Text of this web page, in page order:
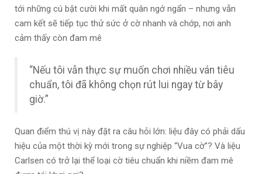
tới những cú bật cười khi mất quân ngớ ngẩn – nhưng vẫn
cam kết sẽ tiếp tục thử sức ở cờ nhanh và chớp, nơi anh
cảm thấy còn đam mê
“Nếu tôi vẫn thực sự muốn chơi nhiều ván tiêu
chuẩn, tôi đã không chọn rút lui ngay từ bây
giờ.”
Quan điểm thú vị này đặt ra câu hỏi lớn: liệu đây có phải dấu
hiệu của một thời kỳ mới trong sự nghiệp “Vua cờ”? Và liệu
Carlsen có trở lại thể loại cờ tiêu chuẩn khi niềm đam mê